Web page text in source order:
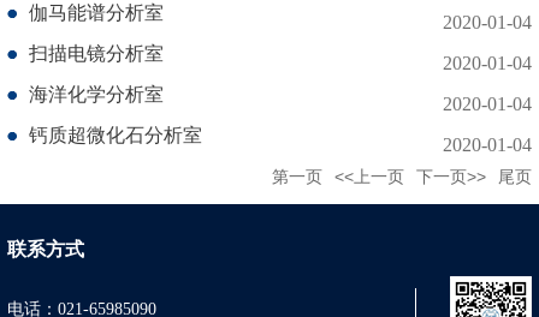
伽马能谱分析室
2020-01-04
扫描电镜分析室
2020-01-04
海洋化学分析室
2020-01-04
钙质超微化石分析室
2020-01-04
第一页 <<上一页 下一页>> 尾页
联系方式
电话：021-65985090